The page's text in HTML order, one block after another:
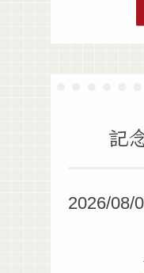
記
2026/08/